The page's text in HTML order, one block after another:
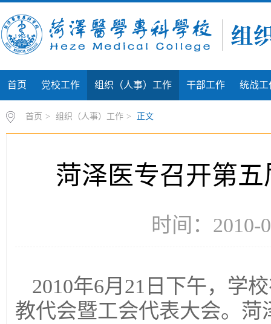
首页 党校工作 组织（人事）工作 干部工作 统战工
首页 > 组织（人事）工作 > 正文
菏泽医专召开第
时间：
2010年6月21日下午，学
教代会暨工会代表大会。